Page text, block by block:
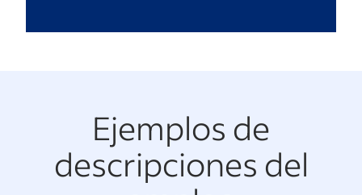
Ejemplos de
descripciones del